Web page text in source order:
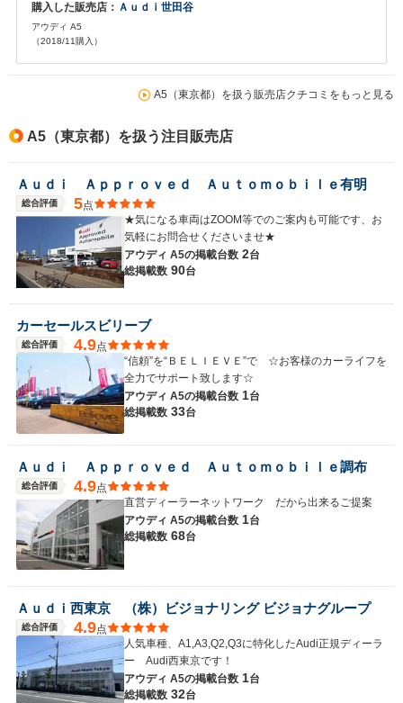
がありません。
購入した販売店： Ａｕｄｉ世田谷
アウディ A5
（2018/11購入）
A5（東京都）を扱う販売店クチコミをもっと見る
A5（東京都）を扱う注目販売店
Ａｕｄｉ Ａｐｐｒｏｖｅｄ Ａｕｔｏｍｏｂｉｌｅ有明
総合評価 5点
★気になる車両はZOOM等でのご案内も可能です、お
気軽にお問合せくださいませ★
アウディ A5の掲載台数 2台
総掲載数 90台
カーセールスビリーブ
総合評価 4.9点
“信頼”を“ＢＥＬＩＥＶＥ”で ☆お客様のカーライフを
全力でサポート致します☆
アウディ A5の掲載台数 1台
総掲載数 33台
Ａｕｄｉ Ａｐｐｒｏｖｅｄ Ａｕｔｏｍｏｂｉｌｅ調布
総合評価 4.9点
直営ディーラーネットワーク だから出来るご提案
アウディ A5の掲載台数 1台
総掲載数 68台
Ａｕｄｉ西東京 （株）ビジョナリング ビジョナグループ
総合評価 4.9点
人気車種、A1,A3,Q2,Q3に特化したAudi正規ディーラ
ー Audi西東京です！
アウディ A5の掲載台数 1台
総掲載数 32台